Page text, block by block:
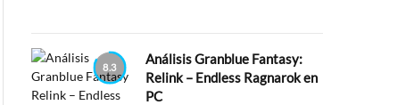
8.3
Análisis Granblue Fantasy:
Relink – Endless Ragnarok en
PC